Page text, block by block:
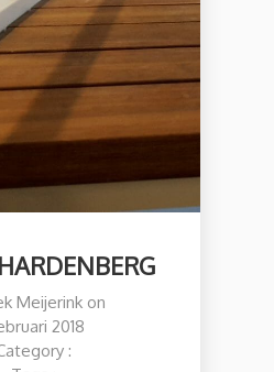
Meijerink on
2018
: